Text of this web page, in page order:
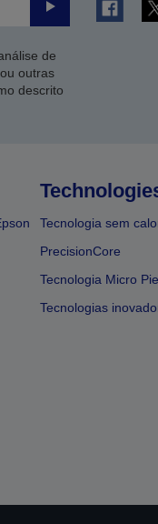
Enviar
de
outras
descrito
Tecnologia sem
PrecisionCore
Tecnologia Micro
Tecnologias